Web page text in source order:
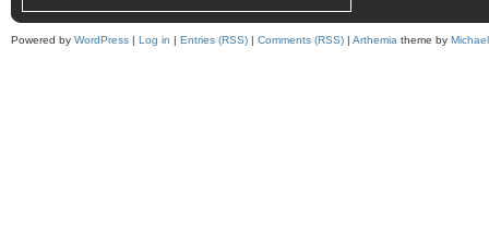
Powered by WordPress | Log in | Entries (RSS) | Comments (RSS) | Arthemia theme by